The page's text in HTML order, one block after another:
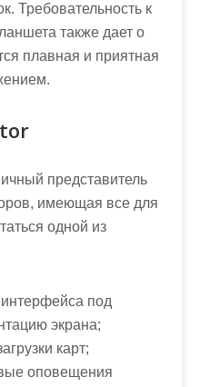
Требовательность к
также дает о
плавная и приятная
представитель
имеющая все для
одной из
под
экрана;
карт;
оповещения